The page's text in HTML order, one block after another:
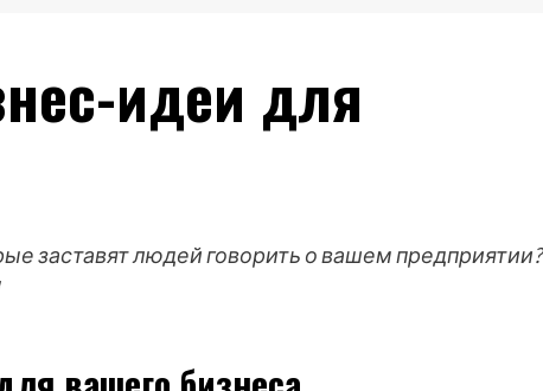
идеи для
заставят людей говорить о вашем предприятии?